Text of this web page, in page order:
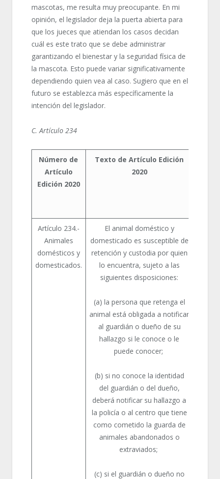
mascotas, me resulta muy preocupante. En mi
opinión, el legislador deja la puerta abierta para
que los jueces que atiendan los casos decidan
cuál es este trato que se debe administrar
garantizando el bienestar y la seguridad física de
la mascota. Esto puede variar significativamente
dependiendo quien vea al caso. Sugiero que en el
futuro se establezca más específicamente la
intención del legislador.
C. Artículo 234
Número de
Artículo
Edición 2020
Texto de Artículo Edición
2020
Artículo 234.-
Animales
domésticos y
domesticados.
El animal doméstico y
domesticado es susceptible de
retención y custodia por quien
lo encuentra, sujeto a las
siguientes disposiciones:
(a) la persona que retenga el
animal está obligada a notificar
al guardián o dueño de su
hallazgo si le conoce o le
puede conocer;
(b) si no conoce la identidad
del guardián o del dueño,
deberá notificar su hallazgo a
la policía o al centro que tiene
como cometido la guarda de
animales abandonados o
extraviados;
(c) si el guardián o dueño no